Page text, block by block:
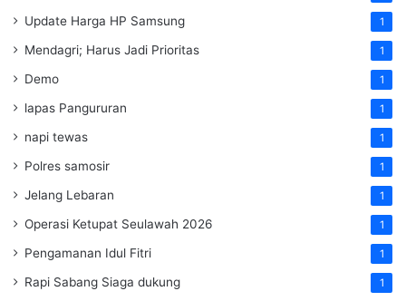
Update Harga HP Samsung 1
Mendagri; Harus Jadi Prioritas 1
Demo 1
lapas Pangururan 1
napi tewas 1
Polres samosir 1
Jelang Lebaran 1
Operasi Ketupat Seulawah 2026 1
Pengamanan Idul Fitri 1
Rapi Sabang Siaga dukung 1